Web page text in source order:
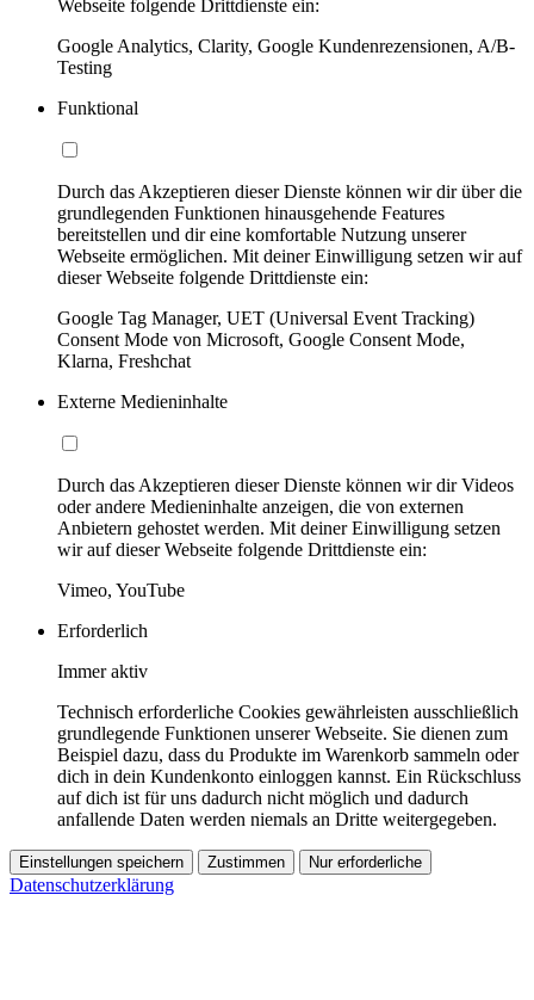
Webseite folgende Drittdienste ein:
Google Analytics, Clarity, Google Kundenrezensionen, A/B-
Testing
Funktional
Durch das Akzeptieren dieser Dienste können wir dir über die
grundlegenden Funktionen hinausgehende Features
bereitstellen und dir eine komfortable Nutzung unserer
Webseite ermöglichen. Mit deiner Einwilligung setzen wir auf
dieser Webseite folgende Drittdienste ein:
Google Tag Manager, UET (Universal Event Tracking)
Consent Mode von Microsoft, Google Consent Mode,
Klarna, Freshchat
Externe Medieninhalte
Durch das Akzeptieren dieser Dienste können wir dir Videos
oder andere Medieninhalte anzeigen, die von externen
Anbietern gehostet werden. Mit deiner Einwilligung setzen
wir auf dieser Webseite folgende Drittdienste ein:
Vimeo, YouTube
Erforderlich
Immer aktiv
Technisch erforderliche Cookies gewährleisten ausschließlich
grundlegende Funktionen unserer Webseite. Sie dienen zum
Beispiel dazu, dass du Produkte im Warenkorb sammeln oder
dich in dein Kundenkonto einloggen kannst. Ein Rückschluss
auf dich ist für uns dadurch nicht möglich und dadurch
anfallende Daten werden niemals an Dritte weitergegeben.
Einstellungen speichern Zustimmen Nur erforderliche
Datenschutzerklärung